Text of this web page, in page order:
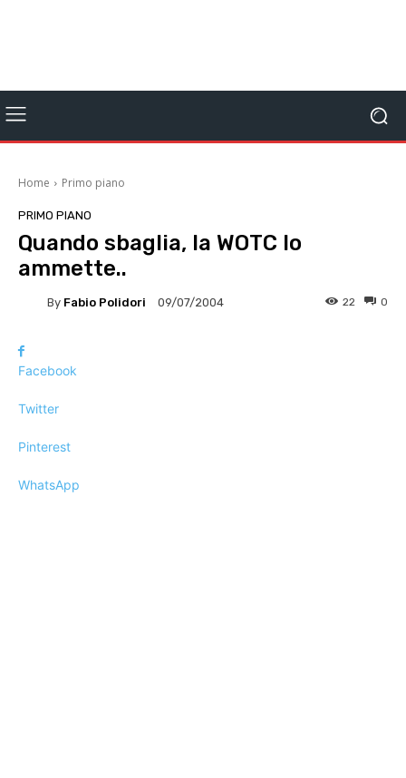
Home Primo piano
PRIMO PIANO
Quando sbaglia, la WOTC lo
ammette..
By Fabio Polidori 09/07/2004 0
22
Facebook
Twitter
Pinterest
WhatsApp